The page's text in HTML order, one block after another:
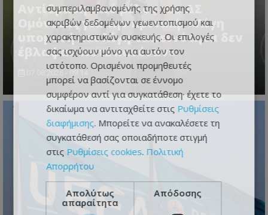
Αντίδραση από μέλος του ΔΣ
Ομόνοιας για την κριτική: «Λίγη
υπομονή και λίγη ταπεινότητα δεν
έβλαψαν ποτέ κανέναν»
συμπεριλαμβανομένης της χρήσης
ακριβών δεδομένων γεωεντοπισμού και
χαρακτηριστικών συσκευής. Οι επιλογές
σας ισχύουν μόνο για αυτόν τον
ιστότοπο. Ορισμένοι προμηθευτές
μπορεί να βασίζονται σε έννομο
συμφέρον αντί για συγκατάθεση· έχετε το
δικαίωμα να αντιταχθείτε στις Ρυθμίσεις
διαφήμισης. Μπορείτε να ανακαλέσετε τη
συγκατάθεσή σας οποιαδήποτε στιγμή
στις Ρυθμίσεις cookies. Πολιτική
Απορρήτου
Απολύτως
απαραίτητα
Απόδοσης